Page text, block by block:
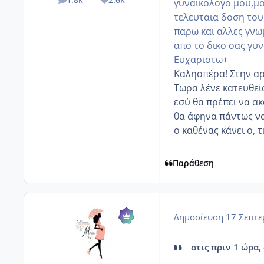
posts Reputation
γυναικολογο
τελευταια δοση
παρω και αλλες
απο το δικο σας
Ευχαριστω+
Καλησπέρα! Στην
Τωρα λένε
εσύ θα πρέπει να
θα άφηνα πάντως
ο καθένας κάνει ο,
Παράθεση
Δημοσίευση 17
στις πριν 1